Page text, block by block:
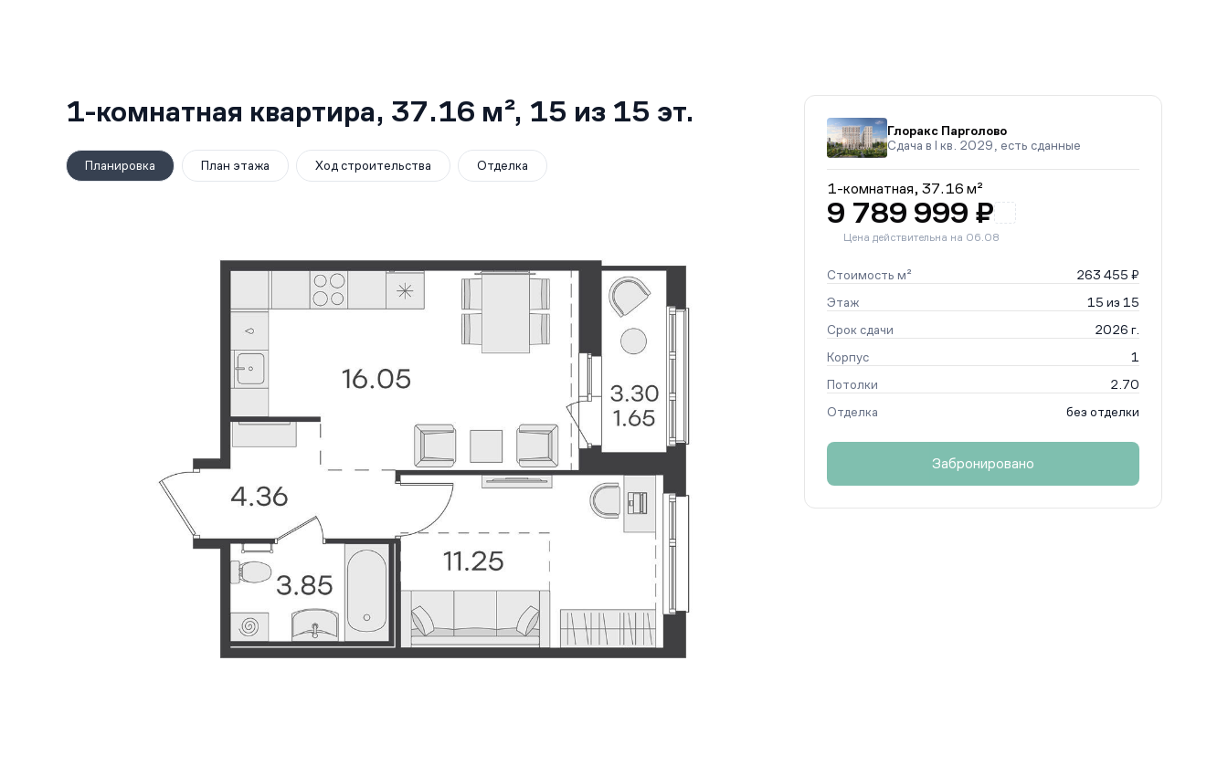
1-комнатная квартира, 37.16 м², 15 из 15 эт.
Планировка План этажа Ход строительства Отделка
Глоракс Парголово
Сдача в I кв. 2029, есть сданные
1-комнатная, 37.16 м²
9 789 999 ₽
Цена действительна на 06.08
Стоимость м²
263 455 ₽
Этаж
15 из 15
Срок сдачи
2026 г.
Корпус
1
Потолки
2.70
Отделка
без отделки
Забронировано